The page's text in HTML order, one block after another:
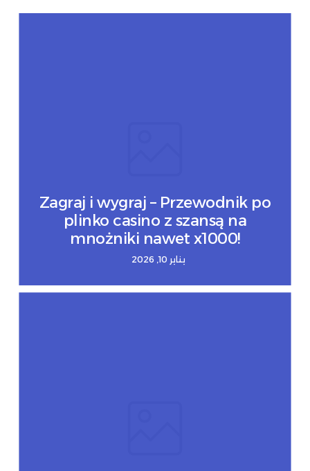
Zagraj i wygraj – Przewodnik po
plinko casino z szansą na
mnożniki nawet x1000!
يناير 10, 2026